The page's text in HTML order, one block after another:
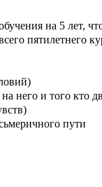
на 5 лет,
пятилетнего
него и того кто
пути